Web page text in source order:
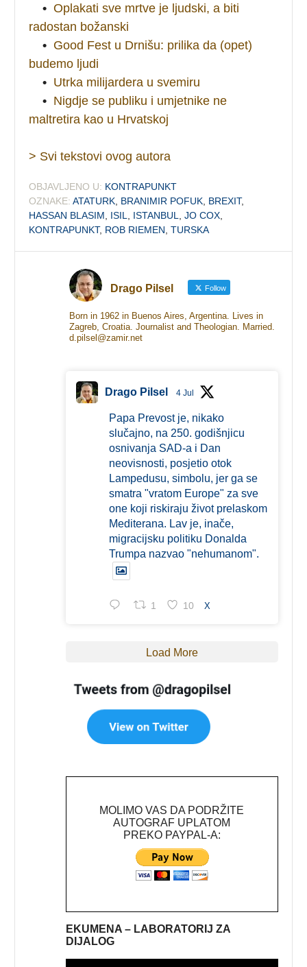
• Oplakati sve mrtve je ljudski, a biti
radostan božanski
• Good Fest u Drnišu: prilika da (opet)
budemo ljudi
• Utrka milijardera u svemiru
• Nigdje se publiku i umjetnike ne
maltretira kao u Hrvatskoj
> Svi tekstovi ovog autora
OBJAVLJENO U: KONTRAPUNKT
OZNAKE: ATATURK BRANIMIR POFUK BREXIT,
HASSAN BLASIM
ISIL ISTANBUL ,JO COX
KONTRAPUNKT, ROB RIEMEN ,TURSKA
Drago Pilsel Follow
Born in 1962 in Buenos Aires, Argentina. Lives in
Zagreb, Croatia. Journalist and Theologian. Married.
d.pilsel@zamir.net
Drago Pilsel 4 Jul
Papa Prevost je, nikako
slučajno, na 250. godišnjicu
osnivanja SAD-a i Dan
neovisnosti, posjetio otok
Lampedusu, simbolu, jer ga se
smatra "vratom Europe" za sve
one koji riskiraju život prelaskom
Mediterana. Lav je, inače,
migracijsku politiku Donalda
Trumpa nazvao "nehumanom".
1 10 X
Load More
MOLIMO VAS DA PODRŽITE
AUTOGRAF UPLATOM
PREKO PAYPAL-A:
EKUMENA – LABORATORIJ ZA
DIJALOG